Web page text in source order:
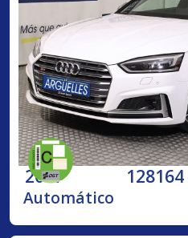
2017
Automático